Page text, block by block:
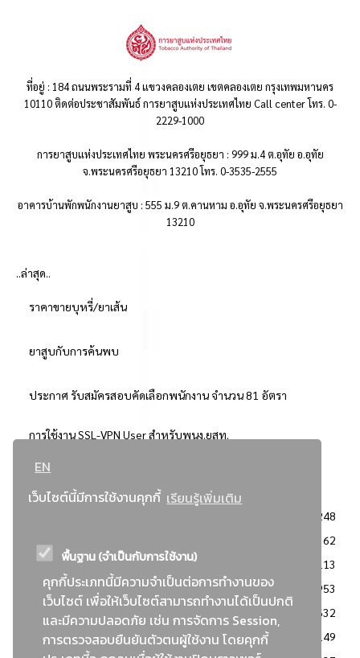
EN
เว็บไซต์นี้มีการใช้งานคุกกี้ เรียนรู้เพิ่มเติม
พื้นฐาน (จำเป็นกับการใช้งาน)
คุกกี้ประเภทนี้มีความจำเป็นต่อการทำงานของ
เว็บไซต์ เพื่อให้เว็บไซต์สามารถทำงานได้เป็นปกติ
และมีความปลอดภัย เช่น การจัดการ Session,
การตรวจสอบยืนยันตัวตนผู้ใช้งาน โดยคุกกี้
ที่อยู่ : 184 ถนนพระรามที่ 4 แขวงคลองเตย เขตคลองเตย กรุงเทพมหานคร
10110 ติดต่อประชาสัมพันธ์ การยาสูบแห่งประเทศไทย Call center โทร. 0-
2229-1000
การยาสูบแห่งประเทศไทย พระนครศรีอยุธยา : 999 ม.4 ต.อุทัย อ.อุทัย
จ.พระนครศรีอยุธยา 13210 โทร. 0-3535-2555
อาคารบ้านพักพนักงานยาสูบ : 555 ม.9 ต.คานหาม อ.อุทัย จ.พระนครศรีอยุธยา
13210
..ล่าสุด..
ราคาขายบุหรี่/ยาเส้น
ยาสูบกับการค้นพบ
ประกาศ รับสมัครสอบคัดเลือกพนักงาน จำนวน 81 อัตรา
การใช้งาน SSL-VPN User สำหรับพนง.ยสท.
..ยอดนิยม..
3248
2362
: วิธีเฉพาะเจาะจง
2113
ข่าวสาร/ประกาศ
1953
: เอกสารส่งเสริมความโปร่งใสในการจัดซื้อจัดจ้าง
1632
ข่าวสารจัดซื้อจัดจ้าง
1149